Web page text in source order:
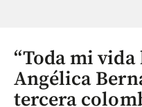
“Toda mi vida
Angélica
tercera